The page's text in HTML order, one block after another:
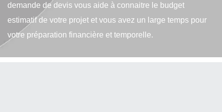
demande de devis vous aide à connaitre le budget
estimatif de votre projet et vous avez un large temps pour
votre préparation financière et temporelle.